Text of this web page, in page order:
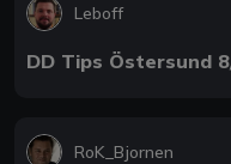
Leboff
DD Tips Östersund
RoK_Bjornen